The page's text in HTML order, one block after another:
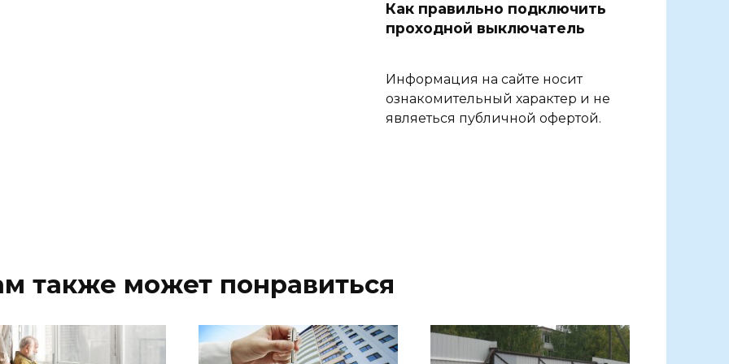
Как правильно подключить
проходной выключатель
Информация на сайте носит
ознакомительный характер и не
являеться публичной офертой.
также может понравиться